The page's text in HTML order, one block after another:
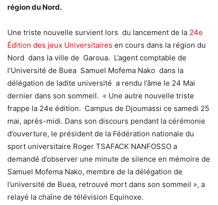
région du Nord.
Une triste nouvelle survient lors du lancement de la 24e
Édition des jeux Universitaires en cours dans la région du
Nord dans la ville de Garoua. L’agent comptable de
l’Université de Buea Samuel Mofema Nako dans la
délégation de ladite université a rendu l’âme le 24 Mai
dernier dans son sommeil. « Une autre nouvelle triste
frappe la 24e édition. Campus de Djoumassi ce samedi 25
mai, après-midi. Dans son discours pendant la cérémonie
d’ouverture, le président de la Fédération nationale du
sport universitaire Roger TSAFACK NANFOSSO a
demandé d’observer une minute de silence en mémoire de
Samuel Mofema Nako, membre de la délégation de
l’université de Buea, retrouvé mort dans son sommeil », a
relayé la chaîne de télévision Equinoxe.